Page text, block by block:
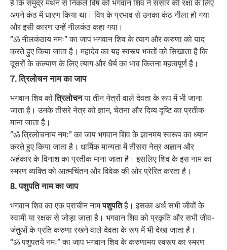
है कि समुद्र मंथन से निकले विष को भगवान शिव ने संसार की रक्षा के लिए
अपने कंठ में धारण किया था। विष के प्रभाव से उनका कंठ नीला हो गया
और इसी कारण उन्हें नीलकंठ कहा गया।
“ॐ नीलकंठाय नमः” का जाप भगवान शिव के त्याग और करुणा को याद
करते हुए किया जाता है। महादेव का यह स्वरूप भक्तों को सिखाता है कि
दूसरों के कल्याण के लिए त्याग और धैर्य का भाव कितना महत्वपूर्ण है।
7. त्रिलोचन नाम का जाप
भगवान शिव कोत्रिलोचनया तीन नेत्रों वाले देवता के रूप में भी जाना
जाता है। उनके तीसरे नेत्र को ज्ञान, चेतना और दिव्य दृष्टि का प्रतीक
माना जाता है।
“ॐ त्रिलोचनाय नमः” का जाप भगवान शिव के ज्ञानमय स्वरूप का ध्यान
करते हुए किया जाता है। धार्मिक मान्यता में तीसरा नेत्र अज्ञान और
अहंकार के विनाश का प्रतीक माना जाता है। इसलिए शिव के इस नाम का
स्मरण व्यक्ति को आत्मचिंतन और विवेक की ओर प्रेरित करता है।
8. पशुपति नाम का जाप
भगवान शिव का एक प्राचीन नामपशुपतिहै। इसका अर्थ सभी जीवों के
स्वामी या रक्षक से जोड़ा जाता है। भगवान शिव को प्रकृति और सभी जीव-
जंतुओं के प्रति करुणा रखने वाले देवता के रूप में भी देखा जाता है।
“ॐ पशुपतये नमः” का जाप भगवान शिव के करुणामय स्वरूप का स्मरण